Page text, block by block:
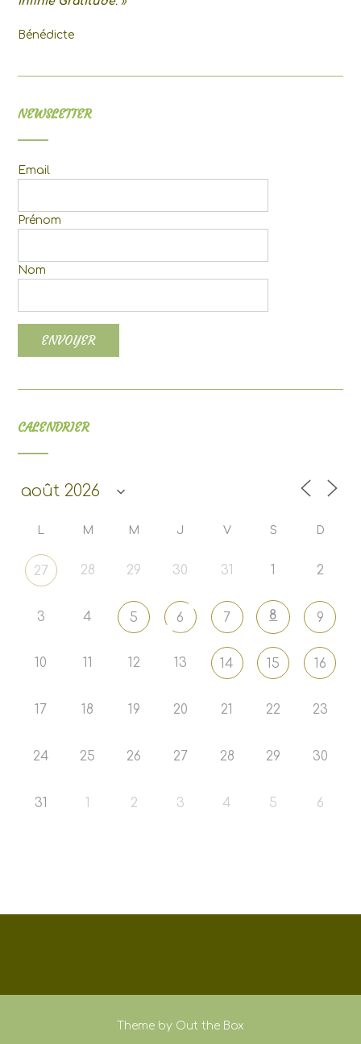
Bénédicte
NEWSLETTER
Email
Prénom
Nom
CALENDRIER
L M M J V S D
27 28 29 30 31 1 2
3 4 5 6 7 8 9
10 12 13 14 15 16
17 18 19 20 21 22 23
24 25 26 27 28 29 30
31 1 2 3 4 5 6
Theme by Out the Box